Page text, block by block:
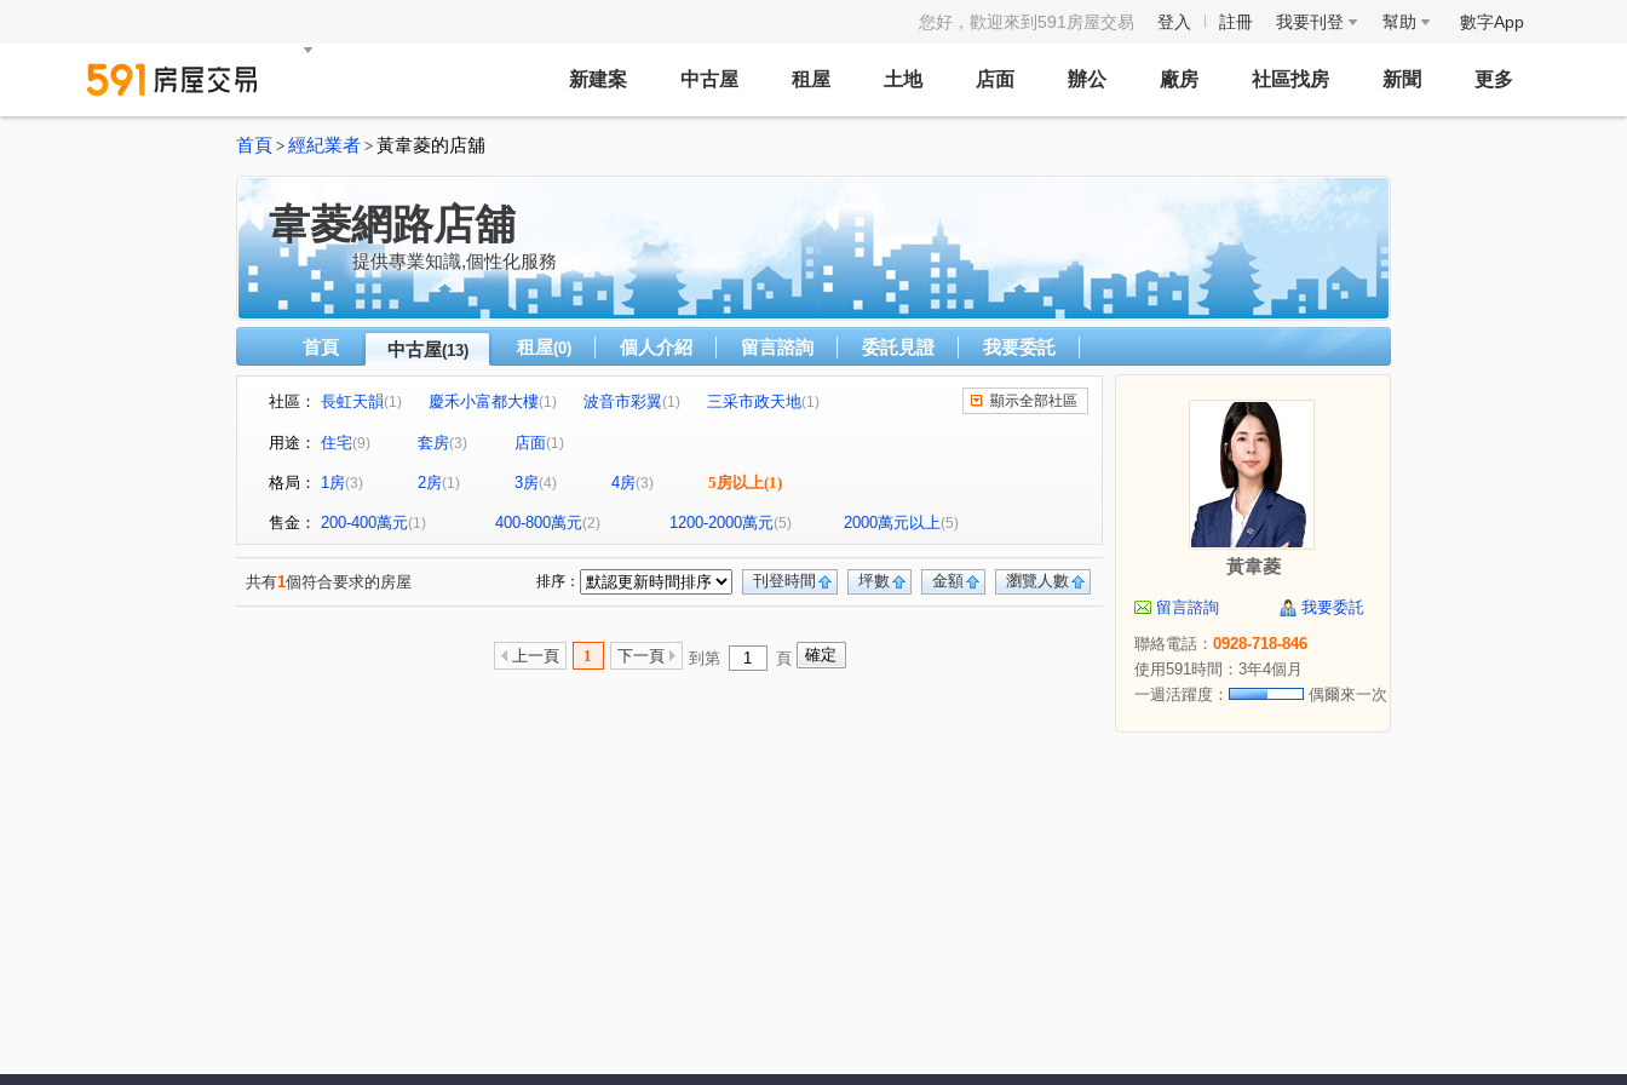
您好，歡迎來到591房屋交易 登入 註冊 我要刊登 幫助 數字App
新建案 中古屋 租屋 土地 店面 辦公 廠房 社區找房 新聞 更多
首頁 > 經紀業者 > 黃韋菱的店舖
韋菱網路店舖
提供專業知識,個性化服務
首頁 中古屋(13) 租屋(0) 個人介紹 留言諮詢 委託見證 我要委託
社區： 長虹天韻(1) 慶禾小富都大樓(1) 波音市彩翼(1) 三采市政天地(1)
菁科2MAX 長安圓舞曲 (1)
春安路 大忠南街 西屯路二段 (1) 龍富路四段(1) 台灣大道二段
龍富路五段(1) 進化北路(1) 景賢路 軍福十九路(1)
顯示全部社區
用途： 住宅(9) 套房(3) 店面(1)
格局： 1房(3) 2房(1) 3房(4) 4房(3) 5房以上(1)
售金： 200-400萬元(1) 400-800萬元(2) 1200-2000萬元(5) 2000萬元以上(5)
共有1個符合要求的房屋 瀏覽人數
金額
坪數
刊登時間
排序：
上一頁 1 下一頁 到第 頁
黃韋菱
留言諮詢
我要委託
聯絡電話： 0928-718-846
使用591時間：3年4個月
一週活躍度：
偶爾來一次